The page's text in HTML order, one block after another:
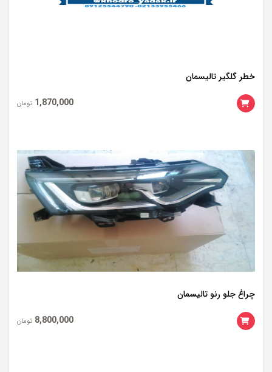
خطر گلگیر تالیسمان
1,870,000 تومان
چراغ جلو رنو تالیسمان
8,800,000 تومان